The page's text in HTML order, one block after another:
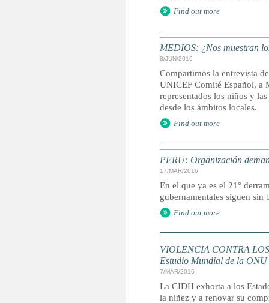
Find out more
MEDIOS: ¿Nos muestran
8/JUN/2016
Compartimos la entrevista
UNICEF Comité Español, a
representados los niños y
desde los ámbitos locales.
Find out more
PERU: Organización
17/MAR/2016
En el que ya es el 21°
gubernamentales siguen sin
Find out more
VIOLENCIA CONTRA
Estudio Mundial de la ONU
7/MAR/2016
La CIDH exhorta a los
la niñez y a renovar su